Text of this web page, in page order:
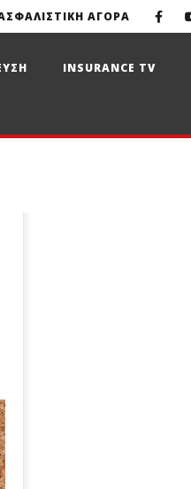
ΑΓΟΡΑ
INSURANCE TV